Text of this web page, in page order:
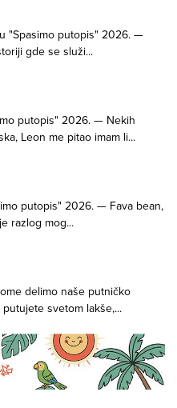
"Spasimo putopis" 2026. —
gde se služi...
putopis" 2026. — Nekih
Leon me pitao imam li...
putopis" 2026. — Fava bean,
razlog mog...
delimo naše putničko
svetom lakše,...